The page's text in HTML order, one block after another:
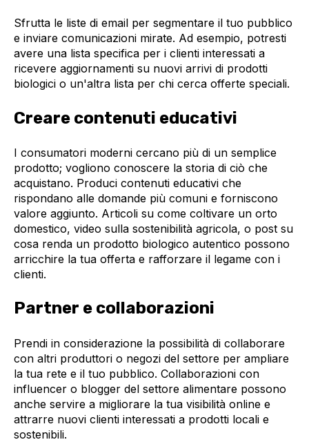
Sfrutta le liste di email per segmentare il tuo pubblico
e inviare comunicazioni mirate. Ad esempio, potresti
avere una lista specifica per i clienti interessati a
ricevere aggiornamenti su nuovi arrivi di prodotti
biologici o un'altra lista per chi cerca offerte speciali.
Creare contenuti educativi
I consumatori moderni cercano più di un semplice
prodotto; vogliono conoscere la storia di ciò che
acquistano. Produci contenuti educativi che
rispondano alle domande più comuni e forniscono
valore aggiunto. Articoli su come coltivare un orto
domestico, video sulla sostenibilità agricola, o post su
cosa renda un prodotto biologico autentico possono
arricchire la tua offerta e rafforzare il legame con i
clienti.
Partner e collaborazioni
Prendi in considerazione la possibilità di collaborare
con altri produttori o negozi del settore per ampliare
la tua rete e il tuo pubblico. Collaborazioni con
influencer o blogger del settore alimentare possono
anche servire a migliorare la tua visibilità online e
attrarre nuovi clienti interessati a prodotti locali e
sostenibili.